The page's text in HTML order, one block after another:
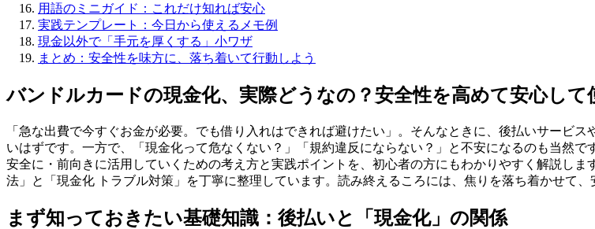
用語のミニガイド：これだけ知れば安心
実践テンプレート：今日から使えるメモ例
現金以外で「手元を厚くする」小ワザ
まとめ：安全性を味方に、落ち着いて行動しよう
バンドルカードの現金化、実際どうなの？安全性を高めて安心して
「急な出費で今すぐお金が必要。でも借り入れはできれば避けたい」。そんなときに、後払いサービ
いはずです。一方で、「現金化って危なくない？」「規約違反にならない？」と不安になるのも当然
安全に・前向きに活用していくための考え方と実践ポイントを、初心者の方にもわかりやすく解説し
法」と「現金化 トラブル対策」を丁寧に整理しています。読み終えるころには、焦りを落ち着かせて
まず知っておきたい基礎知識：後払いと「現金化」の関係